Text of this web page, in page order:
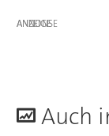
ANZEIGE
Auch